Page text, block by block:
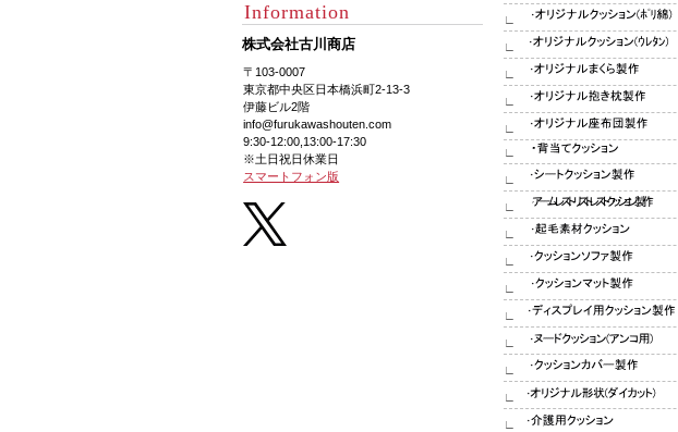
∟
∟
∟
∟
∟
∟
∟
∟
∟
∟
∟
∟
∟
∟
∟
∟
Information
株式会社古川商店
〒103-0007
東京都中央区日本橋浜町2-13-3
伊藤ビル2階
info@furukawashouten.com
9:30-12:00,13:00-17:30
※土日祝日休業日
スマートフォン版